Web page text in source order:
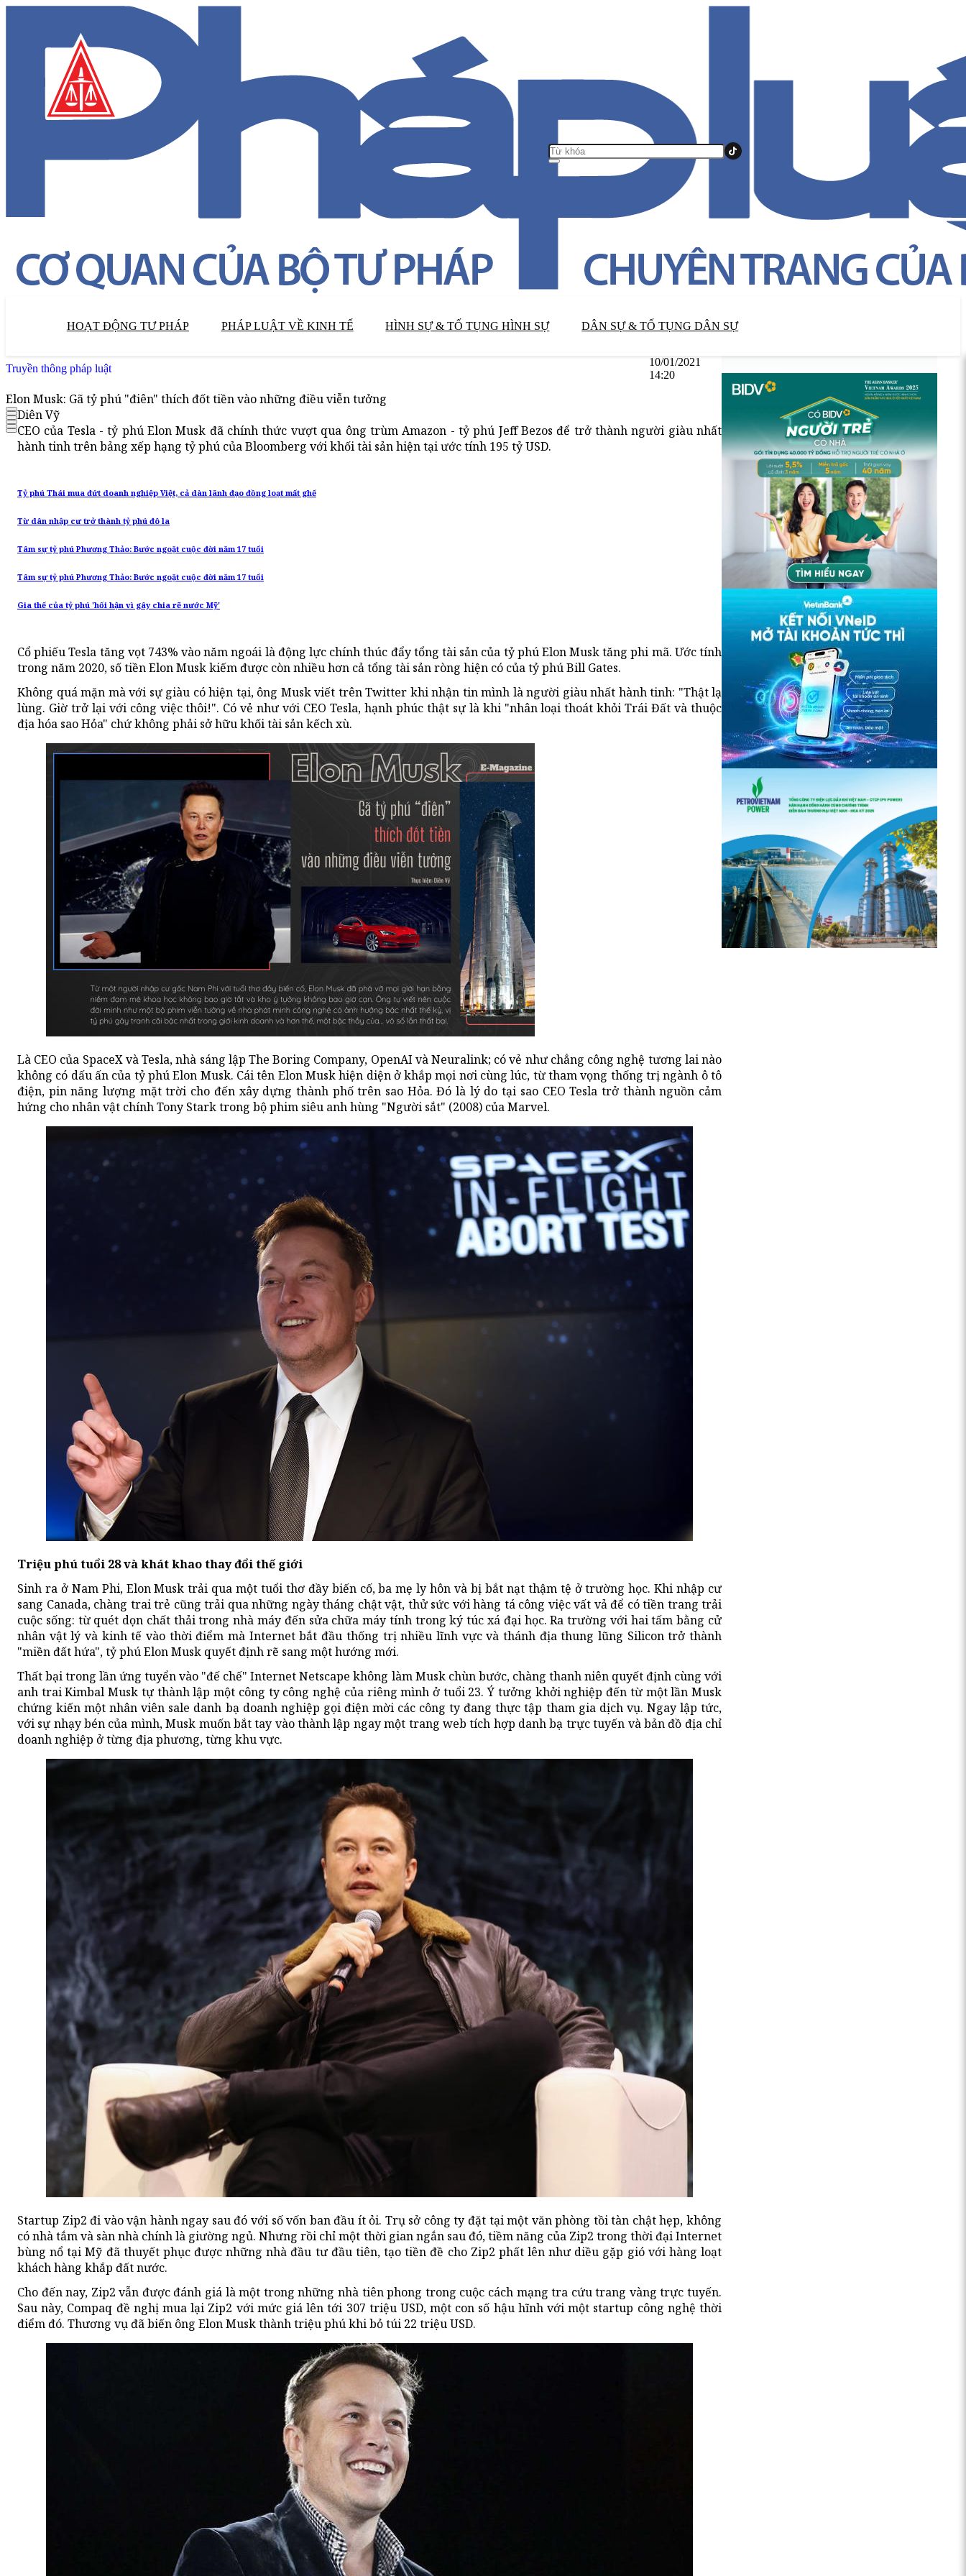
HOẠT ĐỘNG TƯ PHÁP PHÁP LUẬT VỀ KINH TẾ HÌNH SỰ & TỐ TỤNG HÌNH SỰ DÂN SỰ & TỐ TỤNG DÂN SỰ
Truyền thông pháp luật
10/01/2021
14:20
Elon Musk: Gã tỷ phú "điên" thích đốt tiền vào những điều viễn tưởng
Diên Vỹ
CEO của Tesla - tỷ phú Elon Musk đã chính thức vượt qua ông trùm Amazon - tỷ phú Jeff Bezos để trở thành người giàu nhất
hành tinh trên bảng xếp hạng tỷ phú của Bloomberg với khối tài sản hiện tại ước tính 195 tỷ USD.
Tỷ phú Thái mua đứt doanh nghiệp Việt, cả dàn lãnh đạo đồng loạt mất ghế
Từ dân nhập cư trở thành tỷ phú đô la
Tâm sự tỷ phú Phương Thảo: Bước ngoặt cuộc đời năm 17 tuổi
Tâm sự tỷ phú Phương Thảo: Bước ngoặt cuộc đời năm 17 tuổi
Gia thế của tỷ phú 'hối hận vì gây chia rẽ nước Mỹ'
Cổ phiếu Tesla tăng vọt 743% vào năm ngoái là động lực chính thúc đẩy tổng tài sản của tỷ phú Elon Musk tăng phi mã. Ước tính
trong năm 2020, số tiền Elon Musk kiếm được còn nhiều hơn cả tổng tài sản ròng hiện có của tỷ phú Bill Gates.
Không quá mặn mà với sự giàu có hiện tại, ông Musk viết trên Twitter khi nhận tin mình là người giàu nhất hành tinh: "Thật lạ
lùng. Giờ trở lại với công việc thôi!". Có vẻ như với CEO Tesla, hạnh phúc thật sự là khi "nhân loại thoát khỏi Trái Đất và thuộc
địa hóa sao Hỏa" chứ không phải sở hữu khối tài sản kếch xù.
Là CEO của SpaceX và Tesla, nhà sáng lập The Boring Company, OpenAI và Neuralink; có vẻ như chẳng công nghệ tương lai nào
không có dấu ấn của tỷ phú Elon Musk. Cái tên Elon Musk hiện diện ở khắp mọi nơi cùng lúc, từ tham vọng thống trị ngành ô tô
điện, pin năng lượng mặt trời cho đến xây dựng thành phố trên sao Hỏa. Đó là lý do tại sao CEO Tesla trở thành nguồn cảm
hứng cho nhân vật chính Tony Stark trong bộ phim siêu anh hùng "Người sắt" (2008) của Marvel.
Triệu phú tuổi 28 và khát khao thay đổi thế giới
Sinh ra ở Nam Phi, Elon Musk trải qua một tuổi thơ đầy biến cố, ba mẹ ly hôn và bị bắt nạt thậm tệ ở trường học. Khi nhập cư
sang Canada, chàng trai trẻ cũng trải qua những ngày tháng chật vật, thử sức với hàng tá công việc vất vả để có tiền trang trải
cuộc sống: từ quét dọn chất thải trong nhà máy đến sửa chữa máy tính trong ký túc xá đại học. Ra trường với hai tấm bằng cử
nhân vật lý và kinh tế vào thời điểm mà Internet bắt đầu thống trị nhiều lĩnh vực và thánh địa thung lũng Silicon trở thành
"miền đất hứa", tỷ phú Elon Musk quyết định rẽ sang một hướng mới.
Thất bại trong lần ứng tuyển vào "đế chế" Internet Netscape không làm Musk chùn bước, chàng thanh niên quyết định cùng với
anh trai Kimbal Musk tự thành lập một công ty công nghệ của riêng mình ở tuổi 23. Ý tưởng khởi nghiệp đến từ một lần Musk
chứng kiến một nhân viên sale danh bạ doanh nghiệp gọi điện mời các công ty đang thực tập tham gia dịch vụ. Ngay lập tức,
với sự nhạy bén của mình, Musk muốn bắt tay vào thành lập ngay một trang web tích hợp danh bạ trực tuyến và bản đồ địa chỉ
doanh nghiệp ở từng địa phương, từng khu vực.
Startup Zip2 đi vào vận hành ngay sau đó với số vốn ban đầu ít ỏi. Trụ sở công ty đặt tại một văn phòng tồi tàn chật hẹp, không
có nhà tắm và sàn nhà chính là giường ngủ. Nhưng rồi chỉ một thời gian ngắn sau đó, tiềm năng của Zip2 trong thời đại Internet
bùng nổ tại Mỹ đã thuyết phục được những nhà đầu tư đầu tiên, tạo tiền đề cho Zip2 phất lên như diều gặp gió với hàng loạt
khách hàng khắp đất nước.
Cho đến nay, Zip2 vẫn được đánh giá là một trong những nhà tiên phong trong cuộc cách mạng tra cứu trang vàng trực tuyến.
Sau này, Compaq đề nghị mua lại Zip2 với mức giá lên tới 307 triệu USD, một con số hậu hĩnh với một startup công nghệ thời
điểm đó. Thương vụ đã biến ông Elon Musk thành triệu phú khi bỏ túi 22 triệu USD.